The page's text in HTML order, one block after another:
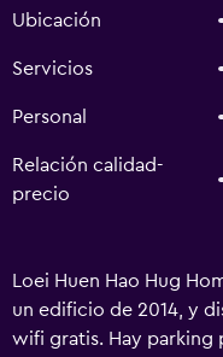
Ubicación
Servicios
Personal
Relación calidad-
precio
Loei Huen Hao Hug
un edificio de 2014, y
wifi gratis. Hay parking